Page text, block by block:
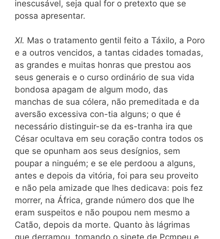
inescusável, seja qual for o pretexto que se
possa apresentar.
XI. Mas o tratamento gentil feito a Táxilo, a Poro
e a outros vencidos, a tantas cidades tomadas,
as grandes e muitas honras que prestou aos
seus generais e o curso ordinário de sua vida
bondosa apagam de algum modo, das
manchas de sua cólera, não premeditada e da
aversão excessiva con-tia alguns; o que é
necessário distinguir-se da es-tranha ira que
César ocultava em seu coração contra todos os
que se opunham aos seus desígnios, sem
poupar a ninguém; e se ele perdoou a alguns,
antes e depois da vitória, foi para seu proveito
e não pela amizade que lhes dedicava: pois fez
morrer, na África, grande número dos que lhe
eram suspeitos e não poupou nem mesmo a
Catão, depois da morte. Quanto às lágrimas